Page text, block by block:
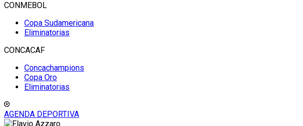
CONMEBOL
Copa Sudamericana
Eliminatorias
CONCACAF
Concachampions
Copa Oro
Eliminatorias
AGENDA DEPORTIVA